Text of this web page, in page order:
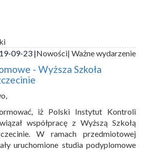
09-23 |Nowości| Ważne wydarzenie
- Wyższa Szkoła
iż Polski Instytut Kontroli
współpracę z Wyższą Szkołą
W ramach przedmiotowej
uruchomione studia podyplomowe